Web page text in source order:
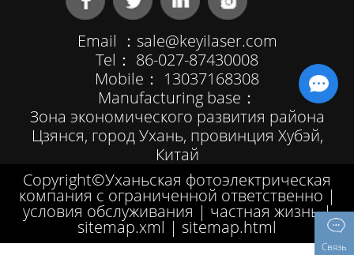
Связь
Email ： sale@keyilaser.com
Tel： 86-027-87430008
Mobile： 13037168308
Manufacturing base：
Зона экономического развития района
Цзянся, город Ухань, провинция Хубэй,
Китай
Copyright©Уханьская фотоэлектрическая
компания с ограниченной ответственно |
условия обслуживания | частная жизнь|
sitemap.xml | sitemap.html